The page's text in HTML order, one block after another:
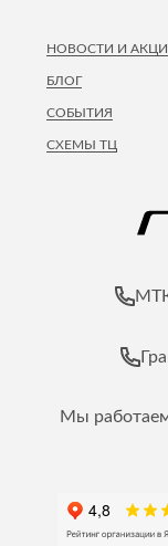
НОВОСТИ И
БЛОГ
СОБЫТИЯ
СХЕМЫ ТЦ
Мы